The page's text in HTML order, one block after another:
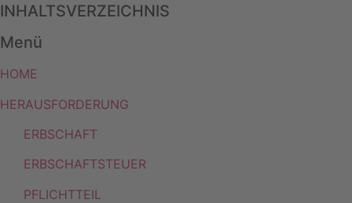
INHALTSVERZEICHNIS
Menü
HOME
HERAUSFORDERUNG
ERBSCHAFT
ERBSCHAFTSTEUER
PFLICHTTEIL